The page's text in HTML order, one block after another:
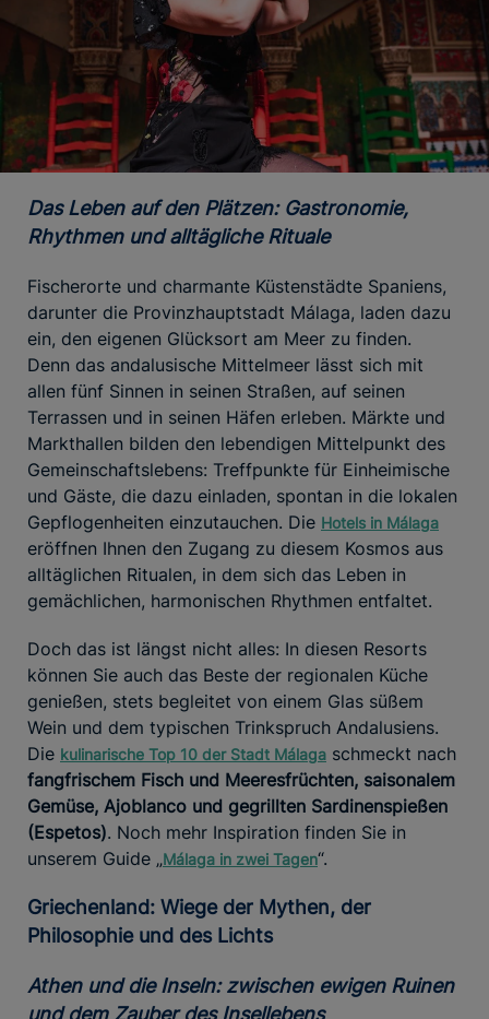
Das Leben auf den Plätzen: Gastronomie,
Rhythmen und alltägliche Rituale
Fischerorte und charmante Küstenstädte Spaniens,
darunter die Provinzhauptstadt Málaga, laden dazu
ein, den eigenen Glücksort am Meer zu finden.
Denn das andalusische Mittelmeer lässt sich mit
allen fünf Sinnen in seinen Straßen, auf seinen
Terrassen und in seinen Häfen erleben. Märkte und
Markthallen bilden den lebendigen Mittelpunkt des
Gemeinschaftslebens: Treffpunkte für Einheimische
und Gäste, die dazu einladen, spontan in die lokalen
Gepflogenheiten einzutauchen. Die Hotels in Málaga
eröffnen Ihnen den Zugang zu diesem Kosmos aus
alltäglichen Ritualen, in dem sich das Leben in
gemächlichen, harmonischen Rhythmen entfaltet.
Doch das ist längst nicht alles: In diesen Resorts
können Sie auch das Beste der regionalen Küche
genießen, stets begleitet von einem Glas süßem
Wein und dem typischen Trinkspruch Andalusiens.
Die kulinarische Top 10 der Stadt Málaga schmeckt nach
fangfrischem Fisch und Meeresfrüchten, saisonalem
Gemüse, Ajoblanco und gegrillten Sardinenspießen
(Espetos). Noch mehr Inspiration finden Sie in
unserem Guide „Málaga in zwei Tagen“.
Griechenland: Wiege der Mythen, der
Philosophie und des Lichts
Athen und die Inseln: zwischen ewigen Ruinen
und dem Zauber des Insellebens